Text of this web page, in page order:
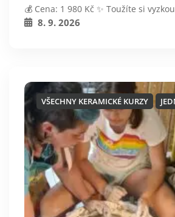
💰 Cena: 1 980 Kč ✨ Toužíte si
8. 9. 2026
VŠECHNY KERAMICKÉ KURZY